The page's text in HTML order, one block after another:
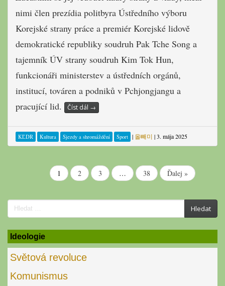
nimi člen prezídia politbyra Ústředního výboru
Korejské strany práce a premiér Korejské lidově
demokratické republiky soudruh Pak Tche Song a
tajemník ÚV strany soudruh Kim Tok Hun,
funkcionáři ministerstev a ústředních orgánů,
institucí, továren a podniků v Pchjongjangu a
pracující lid.
Číst dál →
KĽDR Kultura Sjezdy a shromáždění Sport | 올빼미 |3. mája 2025
1 2 3 … 38 Ďalej »
Search
for:
Hledat
Ideologie
Světová revoluce
Komunismus